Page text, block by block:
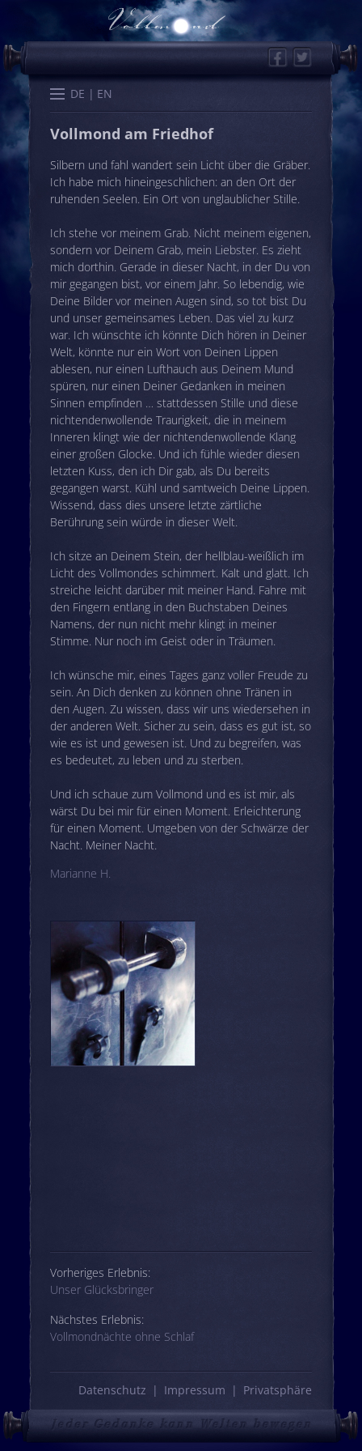
FacebookTwitter
DE EN
Start Kalender Karten
Vollmond am Friedhof
Silbern und fahl wandert sein Licht über die Gräber.
Ich habe mich hineingeschlichen: an den Ort der
ruhenden Seelen. Ein Ort von unglaublicher Stille.
Ich stehe vor meinem Grab. Nicht meinem eigenen,
sondern vor Deinem Grab, mein Liebster. Es zieht
mich dorthin. Gerade in dieser Nacht, in der Du von
mir gegangen bist, vor einem Jahr. So lebendig, wie
Deine Bilder vor meinen Augen sind, so tot bist Du
und unser gemeinsames Leben. Das viel zu kurz
war. Ich wünschte ich könnte Dich hören in Deiner
Welt, könnte nur ein Wort von Deinen Lippen
ablesen, nur einen Lufthauch aus Deinem Mund
spüren, nur einen Deiner Gedanken in meinen
Sinnen empfinden … stattdessen Stille und diese
nichtendenwollende Traurigkeit, die in meinem
Inneren klingt wie der nichtendenwollende Klang
einer großen Glocke. Und ich fühle wieder diesen
letzten Kuss, den ich Dir gab, als Du bereits
gegangen warst. Kühl und samtweich Deine Lippen.
Wissend, dass dies unsere letzte zärtliche
Berührung sein würde in dieser Welt.
Ich sitze an Deinem Stein, der hellblau-weißlich im
Licht des Vollmondes schimmert. Kalt und glatt. Ich
streiche leicht darüber mit meiner Hand. Fahre mit
den Fingern entlang in den Buchstaben Deines
Namens, der nun nicht mehr klingt in meiner
Stimme. Nur noch im Geist oder in Träumen.
Ich wünsche mir, eines Tages ganz voller Freude zu
sein. An Dich denken zu können ohne Tränen in
den Augen. Zu wissen, dass wir uns wiedersehen in
der anderen Welt. Sicher zu sein, dass es gut ist, so
wie es ist und gewesen ist. Und zu begreifen, was
es bedeutet, zu leben und zu sterben.
Und ich schaue zum Vollmond und es ist mir, als
wärst Du bei mir für einen Moment. Erleichterung
für einen Moment. Umgeben von der Schwärze der
Nacht. Meiner Nacht.
Marianne H.
Beitrags-Navigation
Vorheriges Erlebnis:
Unser Glücksbringer
Nächstes Erlebnis:
Vollmondnächte ohne Schlaf
Datenschutz Impressum Privatsphäre